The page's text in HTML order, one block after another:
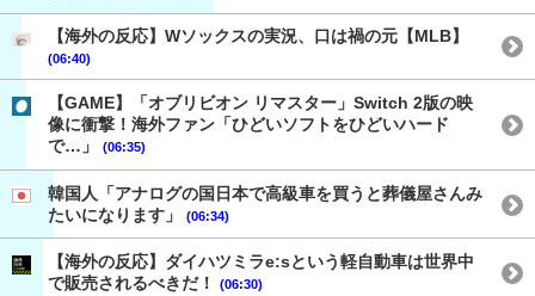
【海外の反応】Wソックスの実況、口は禍の元【MLB】
(06:40)
【GAME】「オブリビオン リマスター」Switch 2版の映
像に衝撃！海外ファン「ひどいソフトをひどいハード
で…」
(06:35)
韓国人「アナログの国日本で高級車を買うと葬儀屋さんみ
たいになります」
(06:34)
【海外の反応】ダイハツミラe:sという軽自動車は世界中
で販売されるべきだ！
(06:30)